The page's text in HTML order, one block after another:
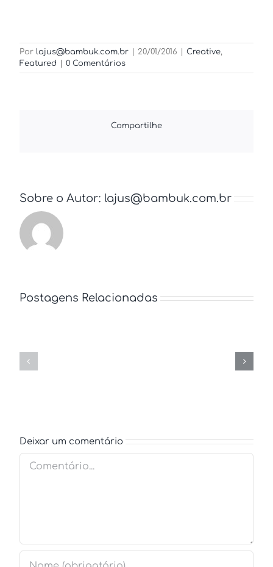
Por lajus@bambuk.com.br 20/01/2016 Creative,
Featured
0 Comentários
Compartilhe
Sobre o Autor: lajus@bambuk.com.br
Postagens Relacionadas
Deixar um comentário